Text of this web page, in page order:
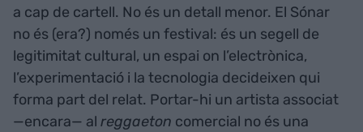
a cap de cartell. No és un detall menor. El Sónar
no és (era?) només un festival: és un segell de
legitimitat cultural, un espai on l’electrònica,
l’experimentació i la tecnologia decideixen qui
forma part del relat. Portar-hi un artista associat
—encara— al reggaeton comercial no és una